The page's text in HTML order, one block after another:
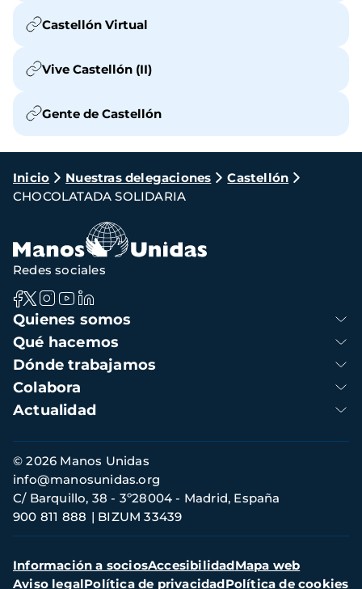
Castellón Virtual
Vive Castellón (II)
Gente de Castellón
Ruta
de
navegación
Inicio Nuestras delegaciones
Castellón
CHOCOLATADA SOLIDARIA
Navegación
principal
Quienes somos
Qué hacemos
Dónde trabajamos
Colabora
Actualidad
Redes sociales
Información
de
contacto
© 2026 Manos Unidas
C/ Barquillo, 38 - 3º28004 - Madrid, España
900 811 888
BIZUM 33439
info@manosunidas.org
Menú
secundario
Información a sociosAccesibilidadMapa web
Aviso legalPolítica de privacidadPolítica de cookies